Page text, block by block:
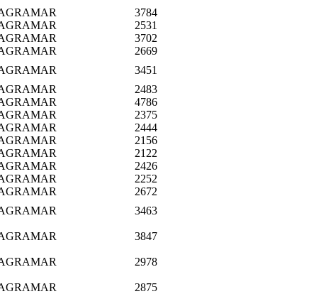
3784
2531
3702
2669
3451
2483
4786
2375
2444
2156
2122
2426
2252
2672
3463
3847
2978
2875